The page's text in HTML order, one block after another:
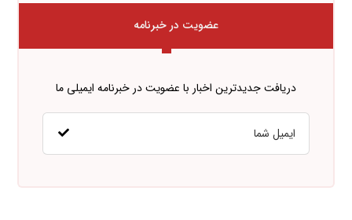
عضویت در خبرنامه
دریافت جدیدترین اخبار با عضویت در خبرنامه ایمیلی ما